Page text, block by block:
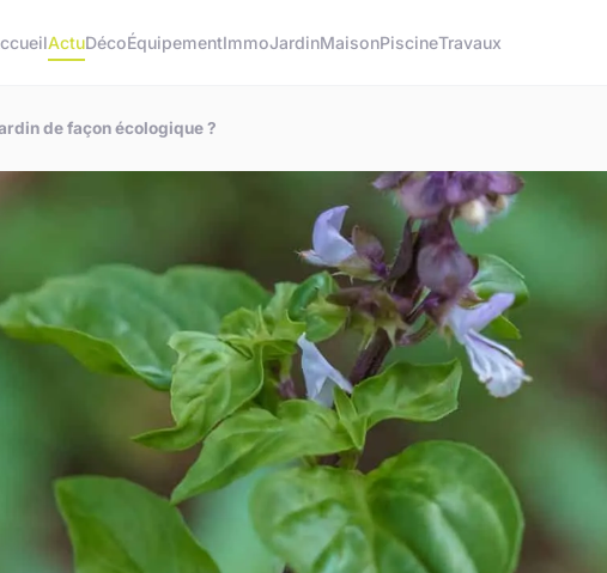
ActuDécoÉquipementImmoJardinMaisonPiscineTravaux
de façon écologique ?